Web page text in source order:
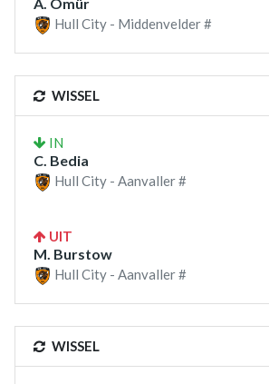
Hull City - Middenvelder #
WISSEL
IN
C. Bedia
Hull City - Aanvaller #
UIT
M. Burstow
Hull City - Aanvaller #
WISSEL